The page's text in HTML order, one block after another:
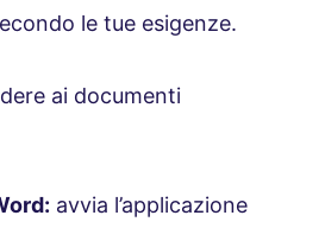
le tue esigenze.
ai documenti
avvia l’applicazione